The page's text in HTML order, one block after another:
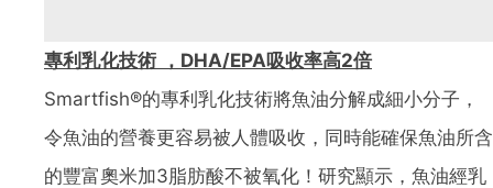
專利乳化技術 ，DHA/EPA吸收率高2倍
Smartfish®的專利乳化技術將魚油分解成細小分子，
令魚油的營養更容易被人體吸收，同時能確保魚油所含
的豐富奧米加3脂肪酸不被氧化！研究顯示，魚油經乳